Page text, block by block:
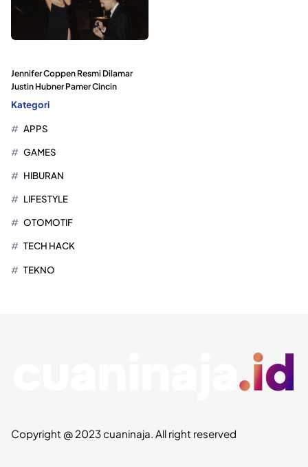
Jennifer Coppen Resmi Dilamar
Justin Hubner Pamer Cincin
Kategori
APPS
GAMES
HIBURAN
LIFESTYLE
OTOMOTIF
TECH HACK
TEKNO
Copyright @ 2023 cuaninaja. All right reserved